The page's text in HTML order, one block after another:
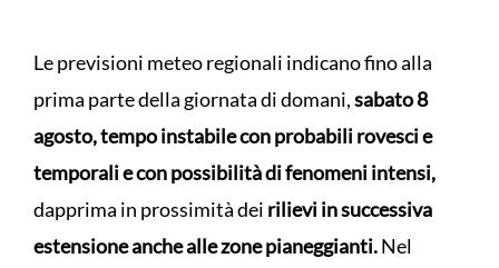
Le previsioni meteo regionali indicano fino alla
prima parte della giornata di domani,sabato 8
agosto, tempo instabile con probabili rovesci e
temporali e con possibilità di fenomeni intensi,
dapprima in prossimità dei rilievi in successiva
estensione anche alle zone pianeggianti.Nel